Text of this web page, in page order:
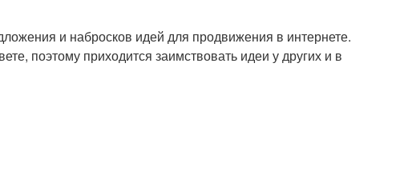
и набросков идей для продвижения в интернете.
поэтому приходится заимствовать идеи у других и в